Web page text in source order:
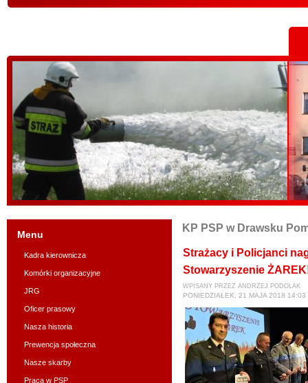
Menu
Kadra kierownicza
Komórki organizacyjne
JRG
Oficer prasowy
Nasza historia
Prewencja społeczna
Nasze skarby
Praca w PSP
KP PSP w Drawsku
Strażacy i Policjanci
Stowarzyszenie
WPISANY PRZEZ ANDRZEJ PODOLAK
PONIEDZIAŁEK, 21 MAJA 2018 14:03